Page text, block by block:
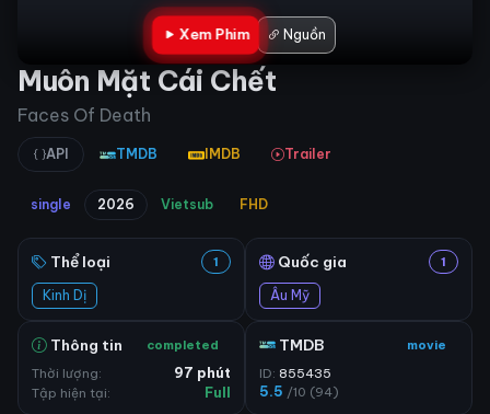
Xem Phim Nguồn
Muôn Mặt Cái Chết
Faces Of Death
API TMDB IMDB Trailer
single 2026 Vietsub FHD
Thể loại 1
Kinh Dị
Quốc gia 1
Âu Mỹ
Thông tin completed
Thời lượng:
97 phút
Tập hiện tại:
Full
TMDB movie
ID: 855435
5.5 /10 (94)